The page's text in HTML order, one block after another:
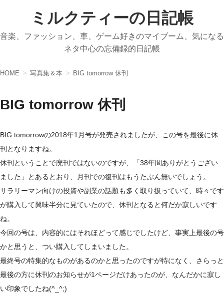
ミルクティーの日記帳
音楽、ファッション、車、ゲーム好きのマイブーム、気になる
ネタ中心の忘備録的日記帳
HOME 写真集＆本 BIG tomorrow 休刊
BIG tomorrow 休刊
BIG tomorrowの2018年1月号が発売されましたが、この号を最後に休
刊となりますね。
休刊ということで廃刊ではないのですが、「38年間ありがとうござい
ました」とあるとおり、月刊での復刊はもうたぶん無いでしょう。
サラリーマン向けの投資や副業の話題も多く取り扱っていて、時々です
が購入して興味半分に見ていたので、休刊となると何だか寂しいです
ね。
今回の号は、内容的にはそれほどって感じでしたけど、事実上最後の号
かと思うと、つい購入してしまいました。
最終号の特集的なものがあるのかと思ったのですが特になく、さらっと
最後の方に休刊のお知らせが1ページだけあったのが、なんだかに寂し
い印象でしたね(^_^;)